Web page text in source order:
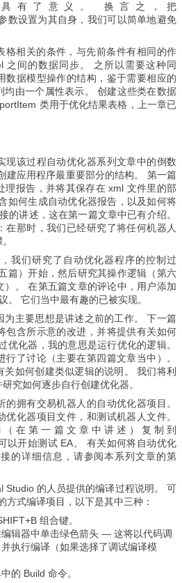
有了意义。 换言之，把
数设置为其自身，我们可以简单地避免
格相关的条件，与先前条件有相同的作
之间的数据同步。 之所以需要这种同
数据模型操作的结构，鉴于需要相应的
均由一个属性表示。 创建这些类在数据
类用于优化结果表格，上一章已
现该过程自动优化器系列文章中的倒数
建应用程序最重要部分的结构。 第一篇
理报告，并将其保存在 xml 文件里的部
如何生成自动优化器报告，以及如何将
的讲述，这在第一篇文章中已有介绍。
在那时，我们已经研究了将任何机器人
我们研究了自动优化器程序的控制过
篇）开始，然后研究其操作逻辑（第六
）。 在第五篇文章的评论中，用户添加
。 它们当中最有趣的已被实现。
为主要思想是讲述之前的工作。 下一篇
包含所示意的改进，并将提供有关如何
优化器，我的意思是运行优化的逻辑。
了讨论（主要在第四篇文章当中）。
如何创建类似逻辑的说明。 我们将利
究如何逐步自行创建优化器。
的拥有交易机器人的自动优化器项目。
化器项目文件，和测试机器人文件。
（在第一篇文章中讲述）复制到
以开始测试 EA。 有关如何将自动优化
的详细信息，请参阅本系列文章的第
Studio 的人员提供的编译过程说明。 可
方式编译项目，以下是其中三种：
组合键。
辑器中单击绿色箭头 — 这将以代码调
执行编译（如果选择了调试编译模
的 Build 命令。